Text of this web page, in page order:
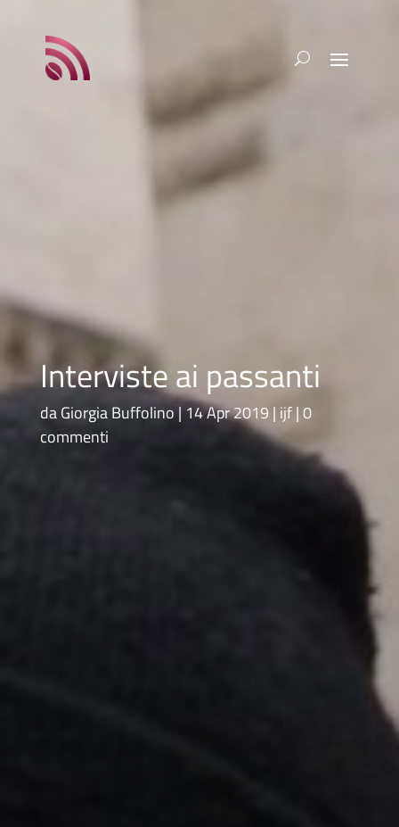
Interviste ai passanti
daGiorgia Buffolino 14 Apr 2019 ijf 0
commenti